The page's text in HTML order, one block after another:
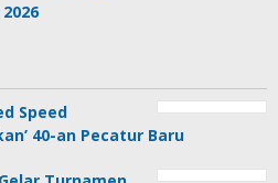
Speed
40-an Pecatur Baru